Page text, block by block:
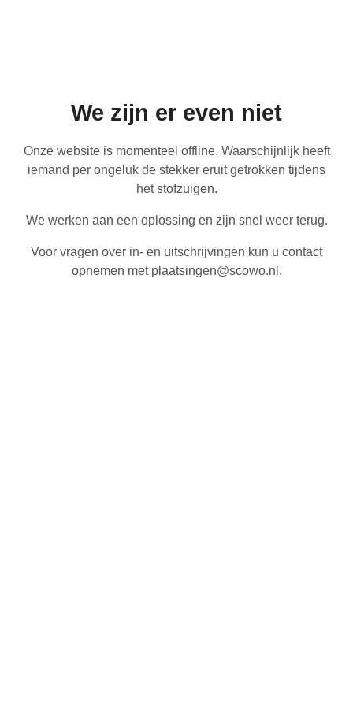
We zijn er even niet
Onze website is momenteel offline. Waarschijnlijk heeft
iemand per ongeluk de stekker eruit getrokken tijdens
het stofzuigen.
We werken aan een oplossing en zijn snel weer terug.
Voor vragen over in- en uitschrijvingen kun u contact
opnemen met plaatsingen@scowo.nl.